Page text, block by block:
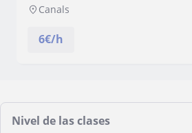
Canals
6€/h
Nivel de las clases